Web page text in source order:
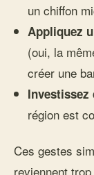
un chiffon
Appliquez
(oui, la
créer une
Investissez
région est
Ces gestes
reviennent